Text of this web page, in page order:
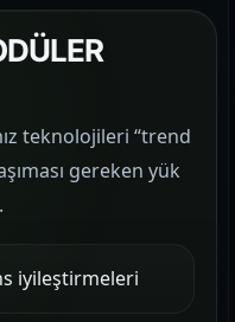
teknolojileri “trend
gereken yük
iyileştirmeleri